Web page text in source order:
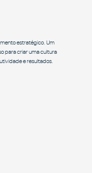
estratégico. Um
para criar uma cultura
e resultados.